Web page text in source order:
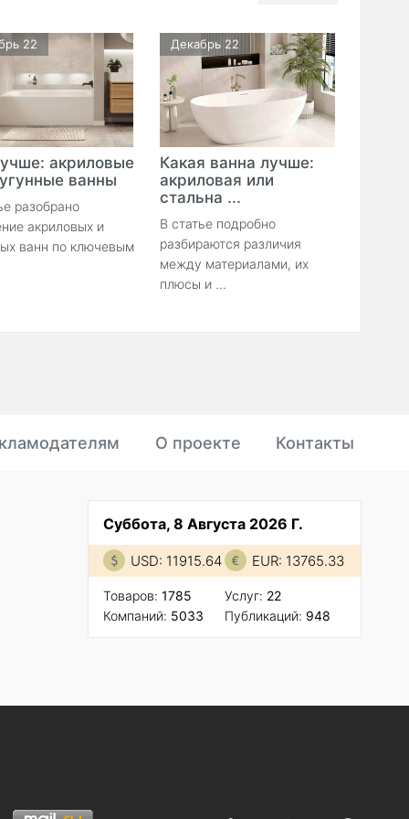
22
акриловые
ванны
разобрано
акриловых и
ванн по ключевым
Декабрь 22
Какая ванна лучше:
акриловая или
стальна ...
В статье подробно
разбираются различия
между материалами, их
плюсы и ...
О проекте Контакты
Суббота, 8 Августа 2026 Г.
USD: 11915.64 EUR: 13765.33
Товаров: 1785
Компаний: 5033
Услуг: 22
Публикаций: 948